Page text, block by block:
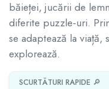
băieței, jucării de
diferite puzzle-uri.
se adaptează la viață,
explorează.
SCURTĂTURI RAPIDE 🔎